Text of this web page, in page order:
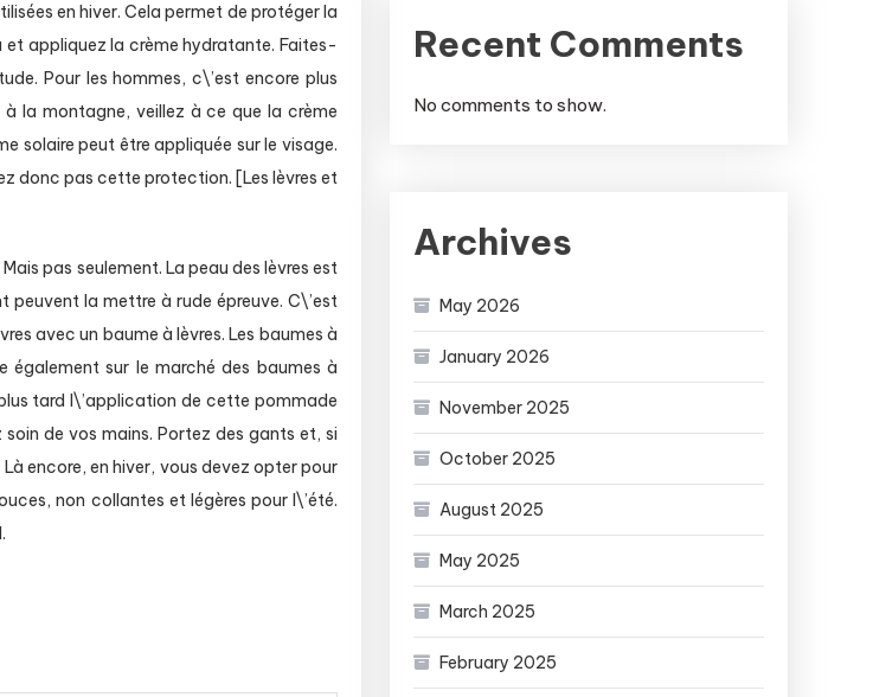
en hiver. Cela permet de protéger la
appliquez la crème hydratante. Faites-
Pour les hommes, c\’est encore plus
la montagne, veillez à ce que la crème
solaire peut être appliquée sur le visage.
donc pas cette protection. [Les lèvres et
pas seulement. La peau des lèvres est
peuvent la mettre à rude épreuve. C\’est
avec un baume à lèvres. Les baumes à
également sur le marché des baumes à
tard l\’application de cette pommade
de vos mains. Portez des gants et, si
encore, en hiver, vous devez opter pour
non collantes et légères pour l\’été.
Recent Comments
No comments to show.
Archives
May 2026
January 2026
November 2025
October 2025
August 2025
May 2025
March 2025
February 2025